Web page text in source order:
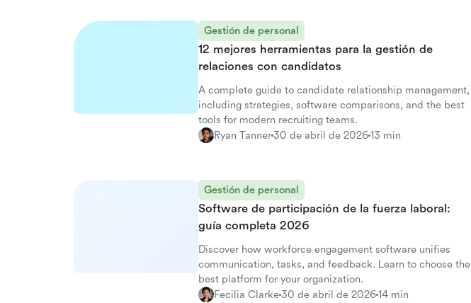
Gestión de personal
12 mejores herramientas para la gestión de
relaciones con candidatos
A complete guide to candidate relationship management,
including strategies, software comparisons, and the best
tools for modern recruiting teams.
Ryan Tanner30 de abril de 202613 min
Gestión de personal
Software de participación de la fuerza laboral:
guía completa 2026
Discover how workforce engagement software unifies
communication, tasks, and feedback. Learn to choose the
best platform for your organization.
Fecilia Clarke30 de abril de 202614 min